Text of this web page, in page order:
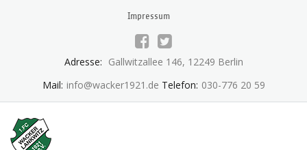
Impressum
Adresse: Gallwitzallee 146, 12249 Berlin
Mail: info@wacker1921.de Telefon: 030-776 20 59